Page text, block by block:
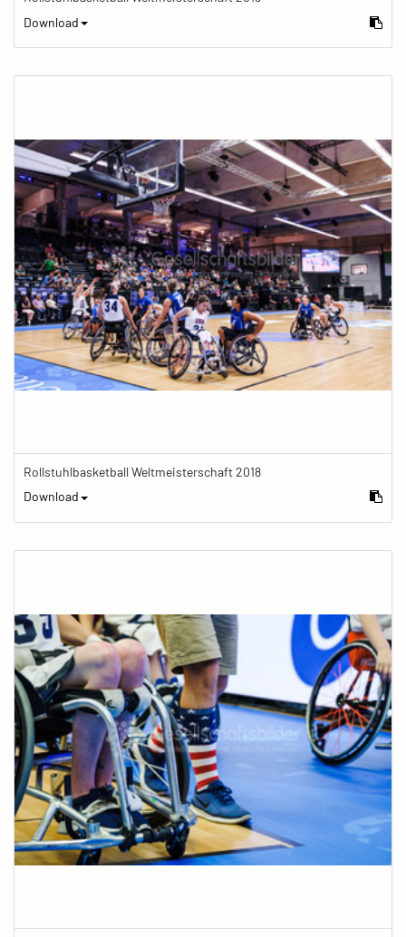
Download
Rollstuhlbasketball Weltmeisterschaft 2018
Download